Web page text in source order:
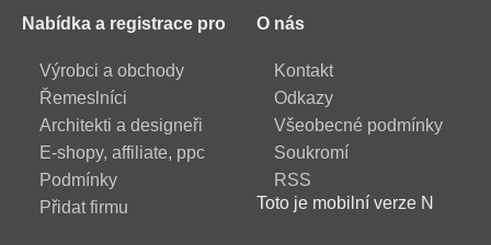
Nabídka a registrace pro
Výrobci a obchody
Řemeslníci
Architekti a designeři
E-shopy, affiliate, ppc
Podmínky
Přidat firmu
O nás
Kontakt
Odkazy
Všeobecné podmínky
Soukromí
RSS
Toto je mobilní verze N